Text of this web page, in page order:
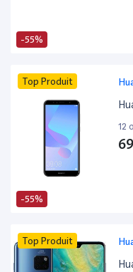
-55%
-55%
Top Produit
12
Top Produit